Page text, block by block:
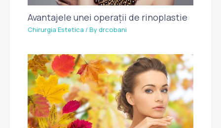
Avantajele unei operații de rinoplastie
Chirurgia Estetica / By drcobani